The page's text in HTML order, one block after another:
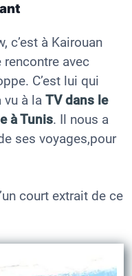
c’est à Kairouan
avec
C’est lui qui
vu à la TV dans le
à Tunis. Il nous a
ses voyages,pour
court extrait de ce